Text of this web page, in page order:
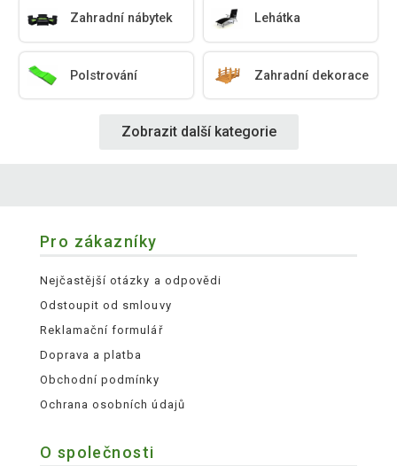
Zahradní nábytek Lehátka
Polstrování Zahradní dekorace
Zobrazit další kategorie
Pro zákazníky
Nejčastější otázky a odpovědi
Odstoupit od smlouvy
Reklamační formulář
Doprava a platba
Obchodní podmínky
Ochrana osobních údajů
O společnosti